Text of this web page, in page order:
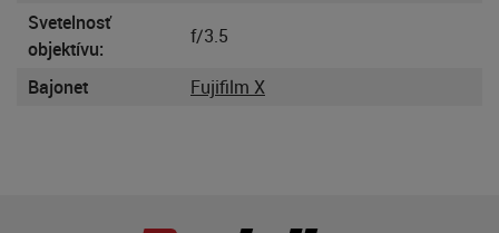
Svetelnosť
objektívu:
f/3.5
Bajonet Fujifilm X